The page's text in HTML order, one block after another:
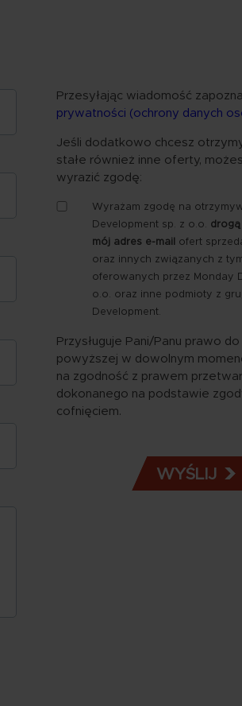
Przesyłając wiadomość
prywatności (ochrony danych
Jeśli dodatkowo chcesz
stałe również inne oferty,
wyrazić zgodę:
Zgoda
marketing
mail
Wyrażam zgodę na
Development sp. z o.o.
mój adres e-mail
ofert
oraz innych związanych z
oferowanych przez Monday
o.o. oraz inne podmioty z
Development.
Przysługuje Pani/Panu prawo
powyższej w dowolnym
na zgodność z prawem
dokonanego na podstawie
cofnięciem.